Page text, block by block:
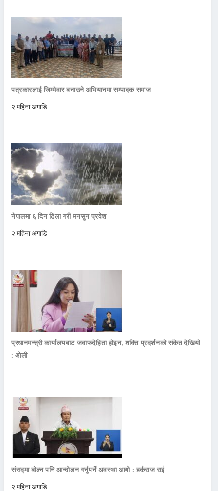
पत्रकारलाई जिम्मेवार बनाउने अभियानमा सम्पादक समाज
२ महिना अगाडि
नेपालमा ६ दिन ढिला गरी मनसुन प्रवेश
२ महिना अगाडि
प्रधानमन्त्री कार्यालयबाट जवाफदेहिता होइन, शक्ति प्रदर्शनको संकेत देखियो
: ओली
संसद्मा बोल्न पनि आन्दोलन गर्नुपर्ने अवस्था आयो : हर्कराज राई
२ महिना अगाडि